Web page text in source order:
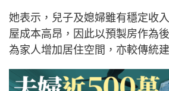
她表示，兒子及媳婦雖有穩定收
屋成本高昂，因此以預製房作為
為家人增加居住空間，亦較傳統